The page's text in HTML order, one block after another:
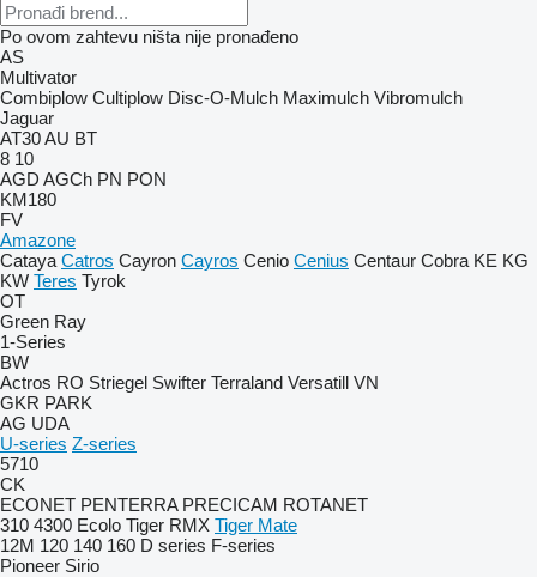
Po ovom zahtevu ništa nije pronađeno
AS
Multivator
Combiplow Cultiplow Disc-O-Mulch Maximulch Vibromulch
Jaguar
AT30AU BT
8 10
AGD AGCh PN PON
KM180
FV
Amazone
Cataya Catros Cayron Cayros Cenio Cenius Centaur Cobra KE KG
KW Teres Tyrok
OT
Green Ray
1-Series
BW
Actros RO Striegel Swifter Terraland Versatill VN
GKR PARK
AG UDA
U-series Z-series
5710
CK
ECONET PENTERRA PRECICAM ROTANET
310 4300 Ecolo Tiger RMX Tiger Mate
12M 120 140 160 D series F-series
Pioneer Sirio